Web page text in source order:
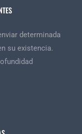
determinada
su existencia.